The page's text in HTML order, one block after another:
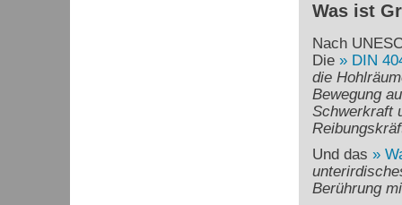
Was ist
Nach
Die
DIN
die
Bewegung
Schwerkraft
Und das
Berührung